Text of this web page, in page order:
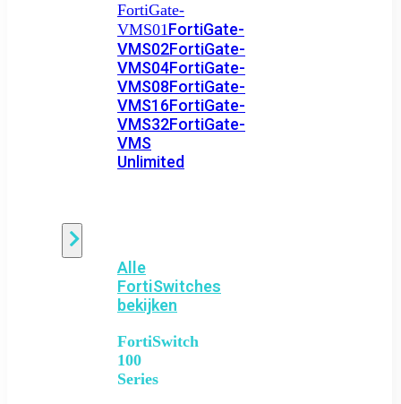
FortiGate-
VMS01FortiGate-
VMS02FortiGate-
VMS04FortiGate-
VMS08FortiGate-
VMS16FortiGate-
VMS32FortiGate-
VMS
Unlimited
Alle
FortiSwitches
bekijken
FortiSwitch
100
Series